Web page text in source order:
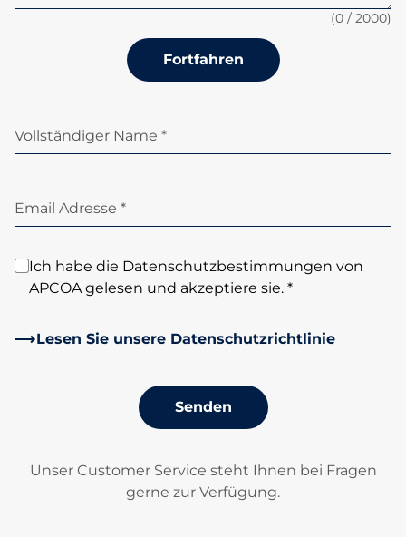
(0 / 2000)
Fortfahren
Vollständiger Name *
Email Adresse *
Ich habe die Datenschutzbestimmungen von
APCOA gelesen und akzeptiere sie. *
Lesen Sie unsere Datenschutzrichtlinie
Senden
Unser Customer Service steht Ihnen bei Fragen
gerne zur Verfügung.